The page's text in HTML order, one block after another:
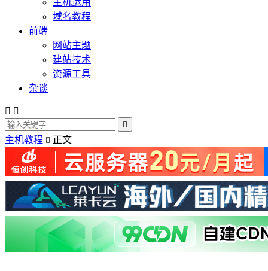
主机运用
域名教程
前端
网站主题
建站技术
资源工具
杂谈
 

主机教程  正文